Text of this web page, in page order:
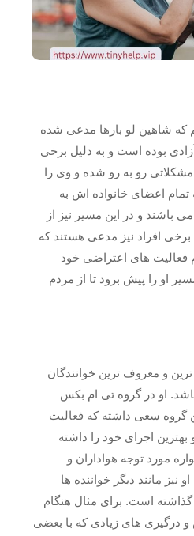
که شاهین لو بارها مدعی شده
بوده است و به دلیل برخی
رو به رو شده و وی را
تمام اعضای خانواده اش به
باشند و در این مسیر نیز از
افراد نیز مدعی هستند که
فعالیت های اعتراضی خود
او را پیش برود تا از مردم
و معروف ترین خوانندگان
او در گروه تی ام بکس
گروه سعی داشته که فعالیت
بهترین اجرای خود را داشته
مورد توجه هواداران و
مانند دیگر خواننده ها
است. برای مثال هنگام
درگیری‌ های زیادی که با بعضی